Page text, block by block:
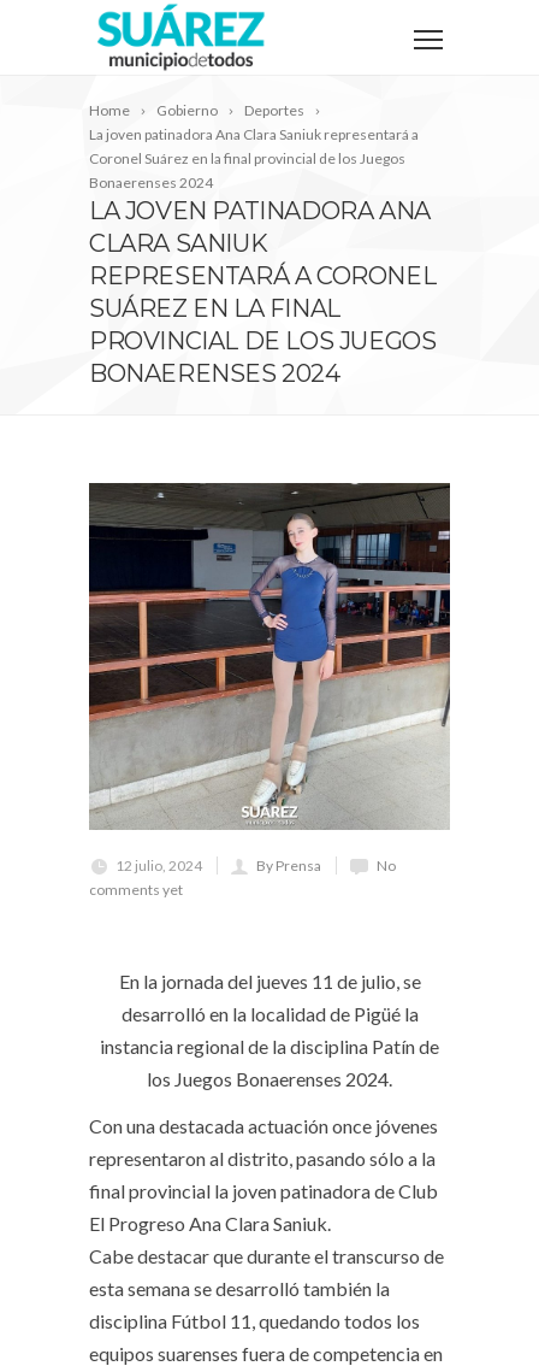
Home Gobierno
Deportes
La joven patinadora Ana Clara Saniuk representará a
Coronel Suárez en la final provincial de los Juegos
Bonaerenses 2024
LA JOVEN PATINADORA ANA
CLARA SANIUK
REPRESENTARÁ A CORONEL
SUÁREZ EN LA FINAL
PROVINCIAL DE LOS JUEGOS
BONAERENSES 2024
12 julio, 2024 By Prensa
No
comments yet
En la jornada del jueves 11 de julio, se
desarrolló en la localidad de Pigüé la
instancia regional de la disciplina Patín de
los Juegos Bonaerenses 2024.
Con una destacada actuación once jóvenes
representaron al distrito, pasando sólo a la
final provincial la joven patinadora de Club
El Progreso Ana Clara Saniuk.
Cabe destacar que durante el transcurso de
esta semana se desarrolló también la
disciplina Fútbol 11, quedando todos los
equipos suarenses fuera de competencia en